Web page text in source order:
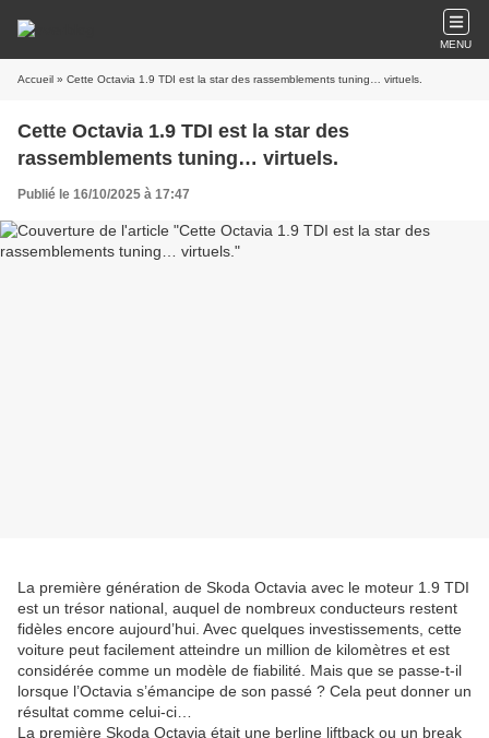
MENU
Accueil » Cette Octavia 1.9 TDI est la star des rassemblements tuning… virtuels.
Cette Octavia 1.9 TDI est la star des
rassemblements tuning… virtuels.
Publié le 16/10/2025 à 17:47
La première génération de Skoda Octavia avec le moteur 1.9 TDI
est un trésor national, auquel de nombreux conducteurs restent
fidèles encore aujourd’hui. Avec quelques investissements, cette
voiture peut facilement atteindre un million de kilomètres et est
considérée comme un modèle de fiabilité. Mais que se passe-t-il
lorsque l’Octavia s’émancipe de son passé ? Cela peut donner un
résultat comme celui-ci…
La première Skoda Octavia était une berline liftback ou un break